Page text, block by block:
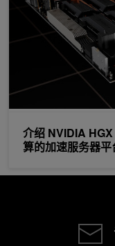
介绍 NVIDIA
算的加速服务器平